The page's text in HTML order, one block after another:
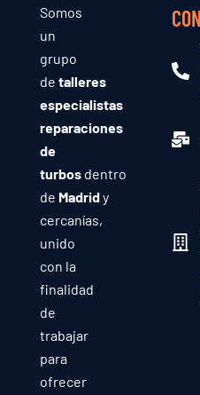
Somos
un
grupo
de talleres
especialistas
reparaciones
de
turbosdentro
de Madridy
cercanías,
unido
con la
finalidad
de
trabajar
para
ofrecer